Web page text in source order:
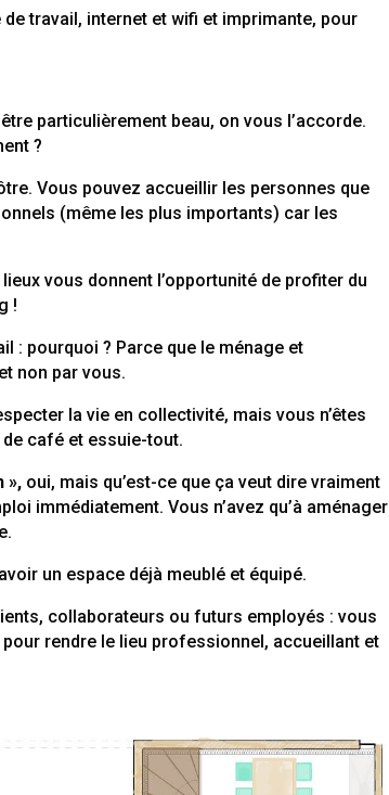
travail, internet et wifi et imprimante, pour
particulièrement beau, on vous l’accorde.
?
Vous pouvez accueillir les personnes que
(même les plus importants) car les
vous donnent l’opportunité de profiter du
!
: pourquoi ? Parce que le ménage et
non par vous.
la vie en collectivité, mais vous n’êtes
café et essuie-tout.
», oui, mais qu’est-ce que ça veut dire vraiment
immédiatement. Vous n’avez qu’à aménager
un espace déjà meublé et équipé.
collaborateurs ou futurs employés : vous
rendre le lieu professionnel, accueillant et